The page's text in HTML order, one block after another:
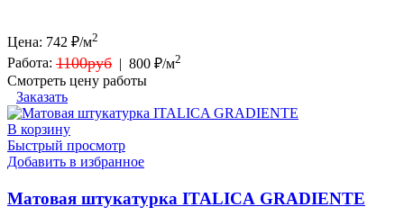
Цена: 742 ₽/м2
Работа: 1100руб | 800 ₽/м2
Смотреть цену работы
Заказать
В корзину
Быстрый просмотр
Добавить в избранное
Матовая штукатурка ITALICA GRADIENTE